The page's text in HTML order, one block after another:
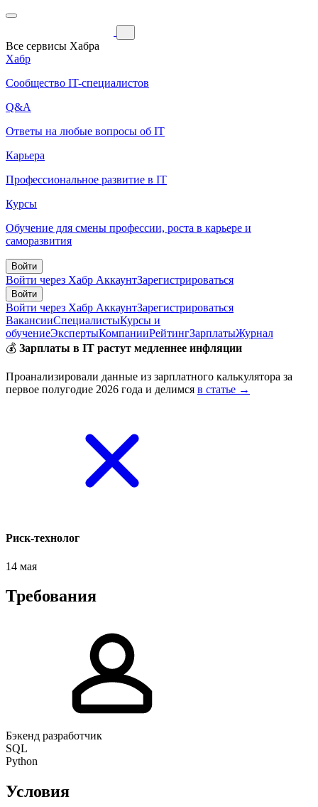
Все сервисы Хабра
Хабр
Сообщество IT-специалистов
Q&A
Ответы на любые вопросы об IT
Карьера
Профессиональное развитие в IT
Курсы
Обучение для смены профессии, роста в карьере и
саморазвития
Войти
Войти через Хабр АккаунтЗарегистрироваться
Войти
Войти через Хабр АккаунтЗарегистрироваться
ВакансииСпециалистыКурсы и
обучениеЭкспертыКомпанииРейтингЗарплатыЖурнал
💰 Зарплаты в IT растут медленнее инфляции
Проанализировали данные из зарплатного калькулятора за
первое полугодие 2026 года и делимся в статье →
Риск-технолог
14 мая
Требования
Бэкенд разработчик
SQL
Python
Условия